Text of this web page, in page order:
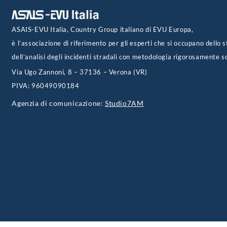
ASAIS-EVU Italia, Country Group italiano di EVU Europa,
è l’associazione di riferimento per gli esperti che si occupano dello
dell’analisi degli incidenti stradali con metodologia rigorosamente
Via Ugo Zannoni, 8 – 37136 – Verona (VR)
PIVA: 96049090184
Agenzia di comunicazione:Studio7AM